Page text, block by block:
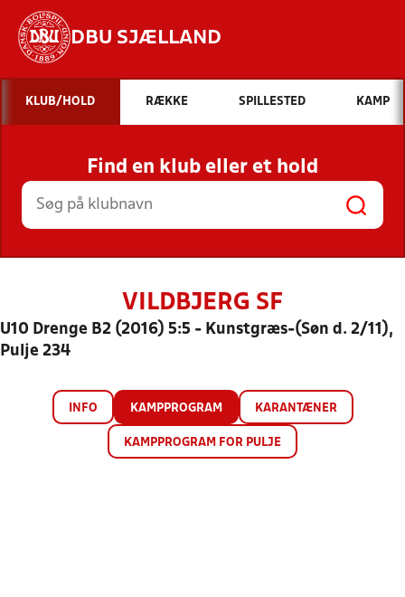
DBU SJÆLLAND
Hvad vil du søge efter?
INDHOLD OG NYHEDER
STILLINGER, RESULTATER, KLUBBER OG
HOLD
KLUB/HOLD RÆKKE SPILLESTED KAMP
Find en klub eller et hold
VILDBJERG SF
U10 Drenge B2 (2016) 5:5 - Kunstgræs-(Søn d. 2/11),
Pulje 234
INFO KAMPPROGRAM KARANTÆNER
KAMPPROGRAM FOR PULJE